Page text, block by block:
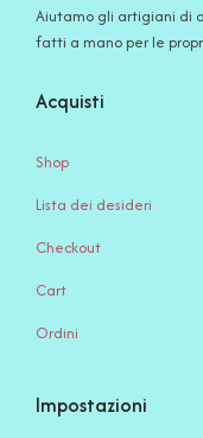
Aiutamo gli artigiani di
fatti a mano per le
Acquisti
Shop
Lista dei desideri
Checkout
Cart
Ordini
Impostazioni